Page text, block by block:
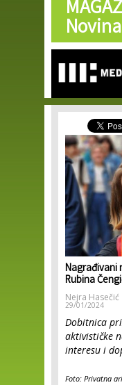
Nagrađivani
Rubina
Nejra Hasečić
29/01/2024
Dobitnica
aktivističke
interesu i
Foto: Privatna